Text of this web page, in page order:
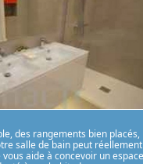
des rangements bien placés,
salle de bain peut réellement
aide à concevoir un espace